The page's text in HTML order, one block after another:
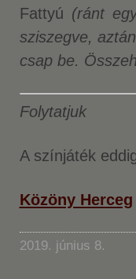
Fattyú (ránt
sziszegve,
csap be.
Folytatjuk
A színjáték
Közöny Herceg
2019. június 8.